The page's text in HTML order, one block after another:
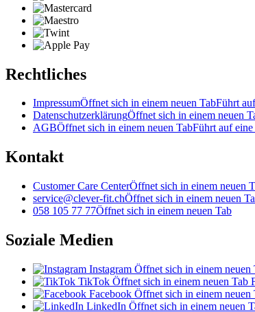
Rechtliches
ImpressumÖffnet sich in einem neuen TabFührt
DatenschutzerklärungÖffnet sich in einem neuen
AGBÖffnet sich in einem neuen TabFührt auf
Kontakt
Customer Care CenterÖffnet sich in einem neuen
service@clever-fit.chÖffnet sich in einem neuen
058 105 77 77Öffnet sich in einem neuen Tab
Soziale Medien
Instagram Öffnet sich in einem neuen
TikTok Öffnet sich in einem neuen Tab
Facebook Öffnet sich in einem neuen
LinkedIn Öffnet sich in einem neuen